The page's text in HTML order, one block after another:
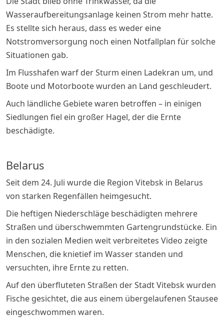
Wasseraufbereitungsanlage keinen Strom mehr hatte.
Es stellte sich heraus, dass es weder eine
Notstromversorgung noch einen Notfallplan für solche
Situationen gab.
Im Flusshafen warf der Sturm einen Ladekran um, und
Boote und Motorboote wurden an Land geschleudert.
Auch ländliche Gebiete waren betroffen – in einigen
Siedlungen fiel ein großer Hagel, der die Ernte
beschädigte.
Belarus
Seit dem 24. Juli wurde die Region Vitebsk in Belarus
von starken Regenfällen heimgesucht.
Die heftigen Niederschläge beschädigten mehrere
Straßen und überschwemmten Gartengrundstücke. Ein
in den sozialen Medien weit verbreitetes Video zeigte
Menschen, die knietief im Wasser standen und
versuchten, ihre Ernte zu retten.
Auf den überfluteten Straßen der Stadt Vitebsk wurden
Fische gesichtet, die aus einem übergelaufenen Stausee
eingeschwommen waren.